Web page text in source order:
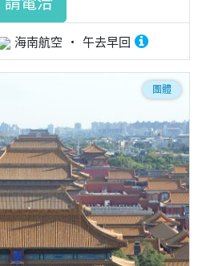
海南航空 午去早回
團體